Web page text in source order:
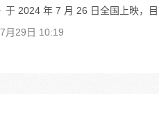
于 2024 年 7 月 26 日全国上映，
月29日 10:19